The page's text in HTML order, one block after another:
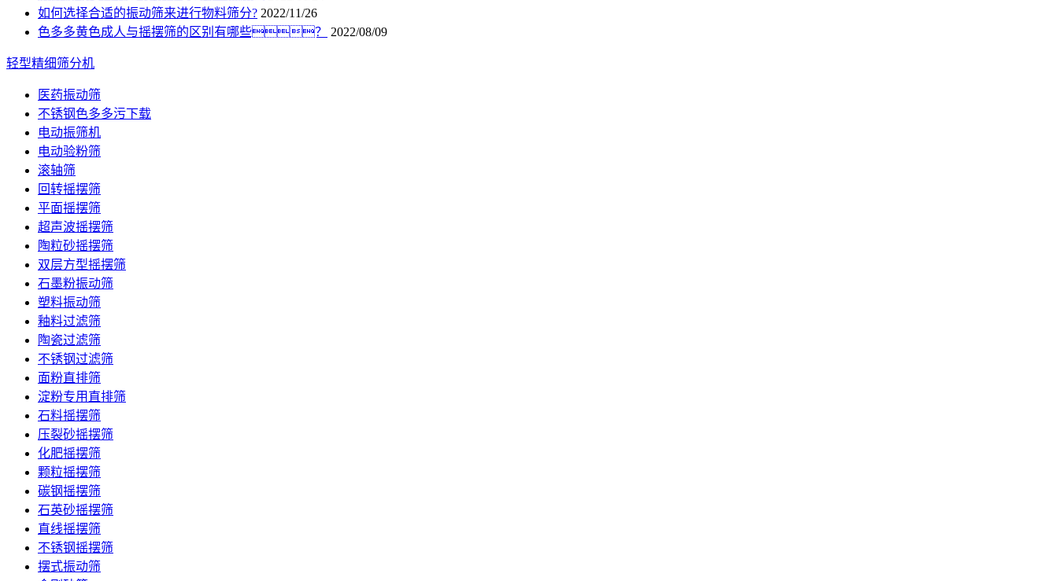
如何选择合适的振动筛来进行物料筛分? 2022/11/26
色多多黄色成人与摇摆筛的区别有哪些？
2022/08/09
轻型精细筛分机
医药振动筛
不锈钢色多多污下载
电动振筛机
电动验粉筛
滚轴筛
回转摇摆筛
平面摇摆筛
超声波摇摆筛
陶粒砂摇摆筛
双层方型摇摆筛
石墨粉振动筛
塑料振动筛
釉料过滤筛
陶瓷过滤筛
不锈钢过滤筛
面粉直排筛
淀粉专用直排筛
石料摇摆筛
压裂砂摇摆筛
化肥摇摆筛
颗粒摇摆筛
碳钢摇摆筛
石英砂摇摆筛
直线摇摆筛
不锈钢摇摆筛
摆式振动筛